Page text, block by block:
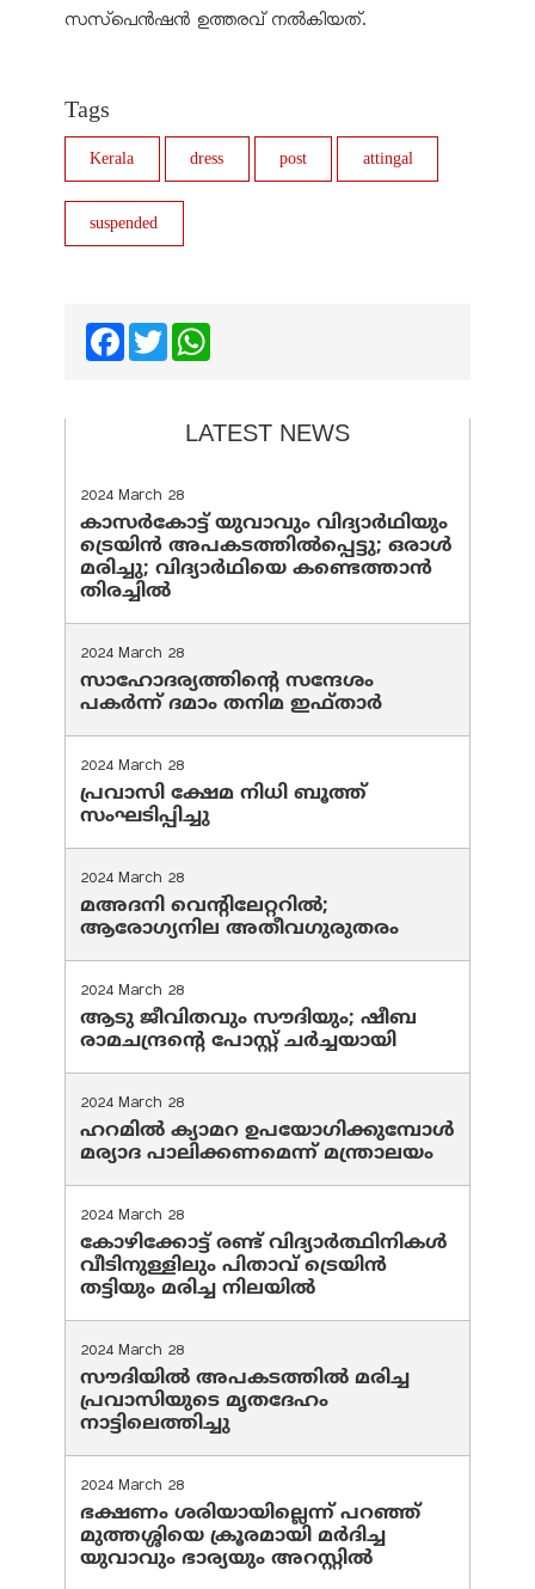
സസ്‌പെന്‍ഷന്‍ ഉത്തരവ് നല്‍കിയത്.
Tags
Kerala dress post attingal
suspended
FacebookTwitter
LATEST NEWS
2024 March 28
കാസർകോട്ട് യുവാവും വിദ്യാർഥിയും
ട്രെയിൻ അപകടത്തിൽപ്പെട്ടു; ഒരാൾ
മരിച്ചു; വിദ്യാർഥിയെ കണ്ടെത്താൻ
തിരച്ചിൽ
2024 March 28
സാഹോദര്യത്തിന്റെ സന്ദേശം
പകർന്ന് ദമാം തനിമ ഇഫ്‌താർ
2024 March 28
പ്രവാസി ക്ഷേമ നിധി ബൂത്ത്
സംഘടിപ്പിച്ചു
2024 March 28
മഅദനി വെന്റിലേറ്ററിൽ;
ആരോഗ്യനില അതീവഗുരുതരം
2024 March 28
ആടു ജീവിതവും സൗദിയും; ഷീബ
രാമചന്ദ്രന്റെ പോസ്റ്റ് ചര്‍ച്ചയായി
2024 March 28
ഹറമില്‍ ക്യാമറ ഉപയോഗിക്കുമ്പോള്‍
മര്യാദ പാലിക്കണമെന്ന് മന്ത്രാലയം
2024 March 28
കോഴിക്കോട്ട് രണ്ട് വിദ്യാർത്ഥിനികൾ
വീടിനുള്ളിലും പിതാവ് ട്രെയിൻ
തട്ടിയും മരിച്ച നിലയിൽ
2024 March 28
സൗദിയില്‍ അപകടത്തില്‍ മരിച്ച
പ്രവാസിയുടെ മൃതദേഹം
നാട്ടിലെത്തിച്ചു
2024 March 28
ഭക്ഷണം ശരിയായില്ലെന്ന് പറഞ്ഞ്
മുത്തശ്ശിയെ ക്രൂരമായി മര്‍ദിച്ച
യുവാവും ഭാര്യയും അറസ്റ്റില്‍